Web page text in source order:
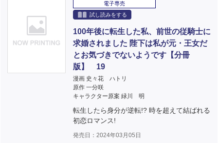
電子専売
試し読みをする
100年後に転生した私、前世の従騎士に
求婚されました 陛下は私が元・王女だ
とお気づきでないようです【分冊
版】 19
漫画 史々花 ハトリ
原作 一分咲
キャラクター原案 緑川 明
転生したら身分が逆転!? 時を超えて結ばれる
初恋ロマンス!
発売日：2024年03月05日